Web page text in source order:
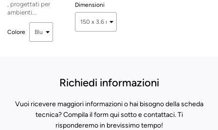
, progettati per
ambienti...
Colore
Dimensioni
Richiedi informazioni
Vuoi ricevere maggiori informazioni o hai bisogno della scheda
tecnica? Compila il form qui sotto e contattaci. Ti
risponderemo in brevissimo tempo!